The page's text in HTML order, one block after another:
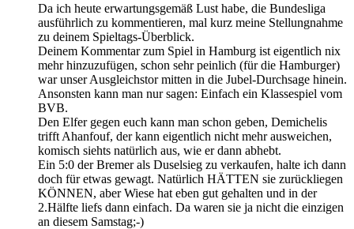
Da ich heute erwartungsgemäß Lust habe, die Bundesliga
ausführlich zu kommentieren, mal kurz meine Stellungnahme
zu deinem Spieltags-Überblick.
Deinem Kommentar zum Spiel in Hamburg ist eigentlich nix
mehr hinzuzufügen, schon sehr peinlich (für die Hamburger)
war unser Ausgleichstor mitten in die Jubel-Durchsage hinein.
Ansonsten kann man nur sagen: Einfach ein Klassespiel vom
BVB.
Den Elfer gegen euch kann man schon geben, Demichelis
trifft Ahanfouf, der kann eigentlich nicht mehr ausweichen,
komisch siehts natürlich aus, wie er dann abhebt.
Ein 5:0 der Bremer als Duselsieg zu verkaufen, halte ich dann
doch für etwas gewagt. Natürlich HÄTTEN sie zurückliegen
KÖNNEN, aber Wiese hat eben gut gehalten und in der
2.Hälfte liefs dann einfach. Da waren sie ja nicht die einzigen
an diesem Samstag;-)